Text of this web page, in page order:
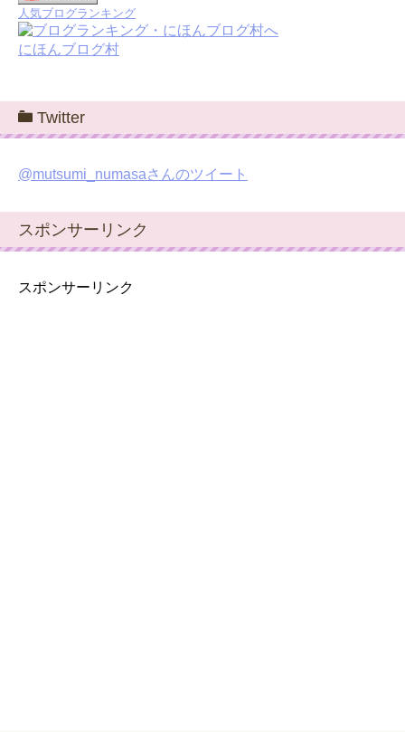
人気ブログランキング
にほんブログ村
Twitter
@mutsumi_numasaさんのツイート
スポンサーリンク
スポンサーリンク